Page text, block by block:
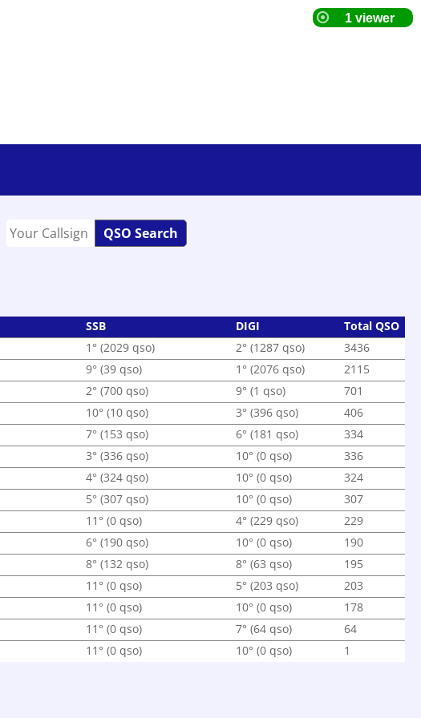
QSO Search
SSB DIGI Total QSO
1° (2029 qso) 2° (1287 qso) 3436
9° (39 qso) 1° (2076 qso) 2115
2° (700 qso) 9° (1 qso) 701
10° (10 qso) 3° (396 qso) 406
7° (153 qso) 6° (181 qso) 334
3° (336 qso) 10° (0 qso) 336
4° (324 qso) 10° (0 qso) 324
5° (307 qso) 10° (0 qso) 307
11° (0 qso) 4° (229 qso) 229
6° (190 qso) 10° (0 qso) 190
8° (132 qso) 8° (63 qso) 195
11° (0 qso) 5° (203 qso) 203
11° (0 qso) 10° (0 qso) 178
11° (0 qso) 7° (64 qso) 64
11° (0 qso) 10° (0 qso) 1